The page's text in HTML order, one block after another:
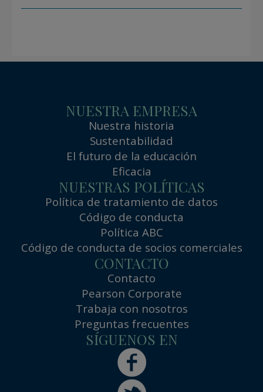
NUESTRA EMPRESA
Nuestra historia
Sustentabilidad
El futuro de la educación
Eficacia
NUESTRAS POLÍTICAS
Política de tratamiento de datos
Código de conducta
Política ABC
Código de conducta de socios comerciales
CONTACTO
Contacto
Pearson Corporate
Trabaja con nosotros
Preguntas frecuentes
SÍGUENOS EN